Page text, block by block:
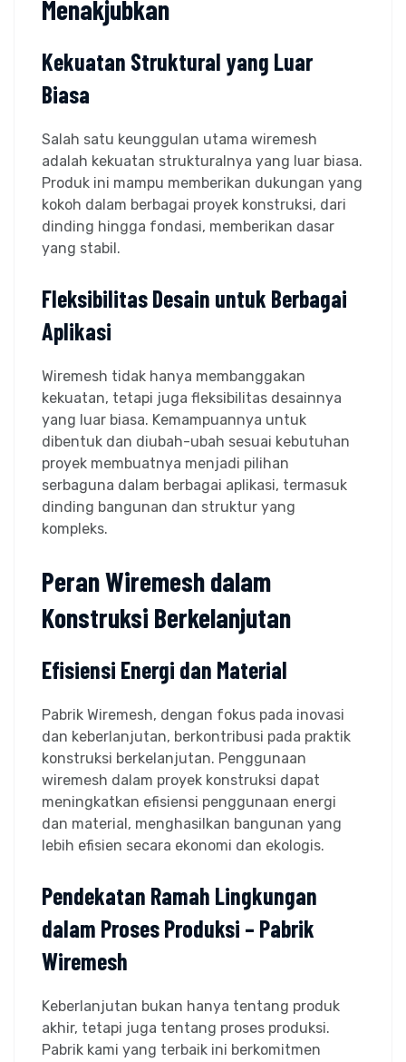
Menakjubkan
Kekuatan Struktural yang Luar
Biasa
Salah satu keunggulan utama wiremesh
adalah kekuatan strukturalnya yang luar biasa.
Produk ini mampu memberikan dukungan yang
kokoh dalam berbagai proyek konstruksi, dari
dinding hingga fondasi, memberikan dasar
yang stabil.
Fleksibilitas Desain untuk Berbagai
Aplikasi
Wiremesh tidak hanya membanggakan
kekuatan, tetapi juga fleksibilitas desainnya
yang luar biasa. Kemampuannya untuk
dibentuk dan diubah-ubah sesuai kebutuhan
proyek membuatnya menjadi pilihan
serbaguna dalam berbagai aplikasi, termasuk
dinding bangunan dan struktur yang
kompleks.
Peran Wiremesh dalam
Konstruksi Berkelanjutan
Efisiensi Energi dan Material
Pabrik Wiremesh, dengan fokus pada inovasi
dan keberlanjutan, berkontribusi pada praktik
konstruksi berkelanjutan. Penggunaan
wiremesh dalam proyek konstruksi dapat
meningkatkan efisiensi penggunaan energi
dan material, menghasilkan bangunan yang
lebih efisien secara ekonomi dan ekologis.
Pendekatan Ramah Lingkungan
dalam Proses Produksi – Pabrik
Wiremesh
Keberlanjutan bukan hanya tentang produk
akhir, tetapi juga tentang proses produksi.
Pabrik kami yang terbaik ini berkomitmen